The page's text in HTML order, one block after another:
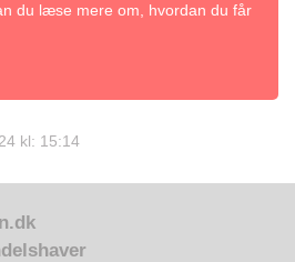
du læse mere om, hvordan du får
kl: 15:14